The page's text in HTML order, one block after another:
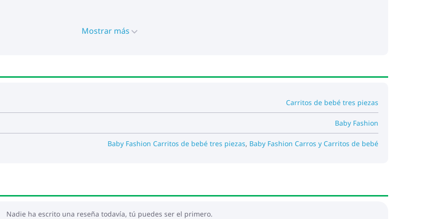
del niño
cm
Mostrar más
Carritos de bebé tres piezas
Baby Fashion
Baby Fashion Carritos de bebé tres piezas, Baby Fashion Carros y Carritos de bebé
Nadie ha escrito una reseña todavía, tú puedes ser el primero.